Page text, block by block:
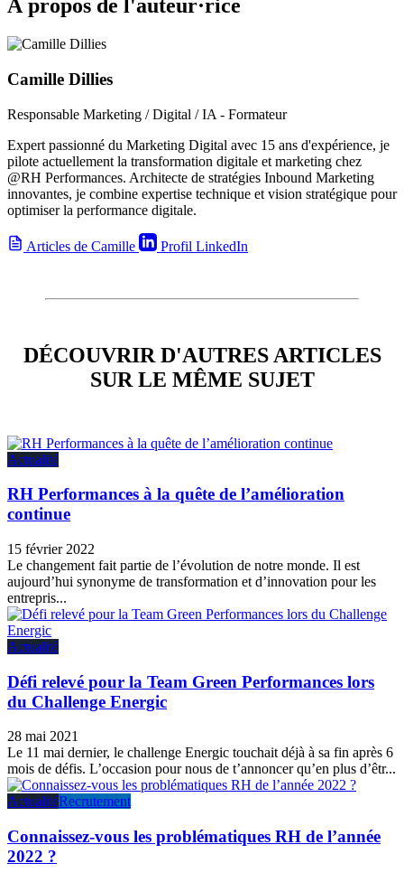
À propos de l'auteur·rice
Camille Dillies
Responsable Marketing / Digital / IA - Formateur
Expert passionné du Marketing Digital avec 15 ans d'expérience, je
pilote actuellement la transformation digitale et marketing chez
@RH Performances. Architecte de stratégies Inbound Marketing
innovantes, je combine expertise technique et vision stratégique pour
optimiser la performance digitale.
Articles de Camille Profil LinkedIn
DÉCOUVRIR D'AUTRES ARTICLES
SUR LE MÊME SUJET
Actualité
RH Performances à la quête de l’amélioration
continue
15 février 2022
Le changement fait partie de l’évolution de notre monde. Il est
aujourd’hui synonyme de transformation et d’innovation pour les
entrepris...
Actualité
Défi relevé pour la Team Green Performances lors
du Challenge Energic
28 mai 2021
Le 11 mai dernier, le challenge Energic touchait déjà à sa fin après 6
mois de défis. L’occasion pour nous de t’annoncer qu’en plus d’êtr...
ActualitéRecrutement
Connaissez-vous les problématiques RH de l’année
2022 ?